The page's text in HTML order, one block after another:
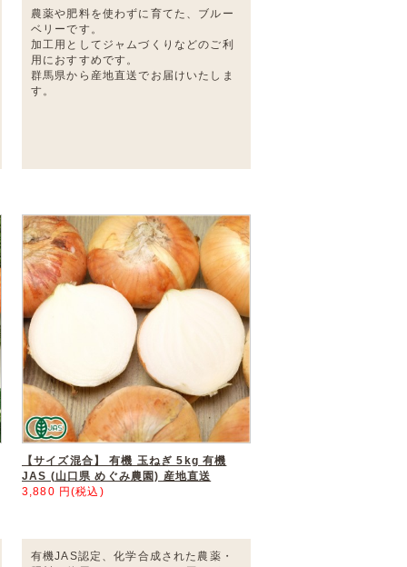
農薬や肥料を使わずに育てた、ブルー
ベリーです。
加工用としてジャムづくりなどのご利
用におすすめです。
群馬県から産地直送でお届けいたしま
す。
【サイズ混合】 有機 玉ねぎ 5kg 有機
JAS (山口県 めぐみ農園) 産地直送
3,880 円(税込)
有機JAS認定、化学合成された農薬・